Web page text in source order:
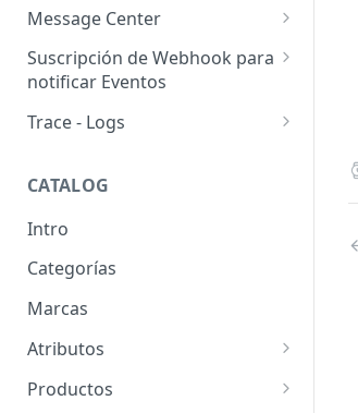
Message Center
Templates
Configuración de SMTP
Emails (Registro de correos
Email para pedido pendiente
de retiro
WhatsApp Business
Suscripción de Webhook para
notificar Eventos
Webhooks: Buenas prácticas
Trace - Logs
CATALOG
Intro
Categorías
Marcas
Atributos
Grupos de atributos
Productos